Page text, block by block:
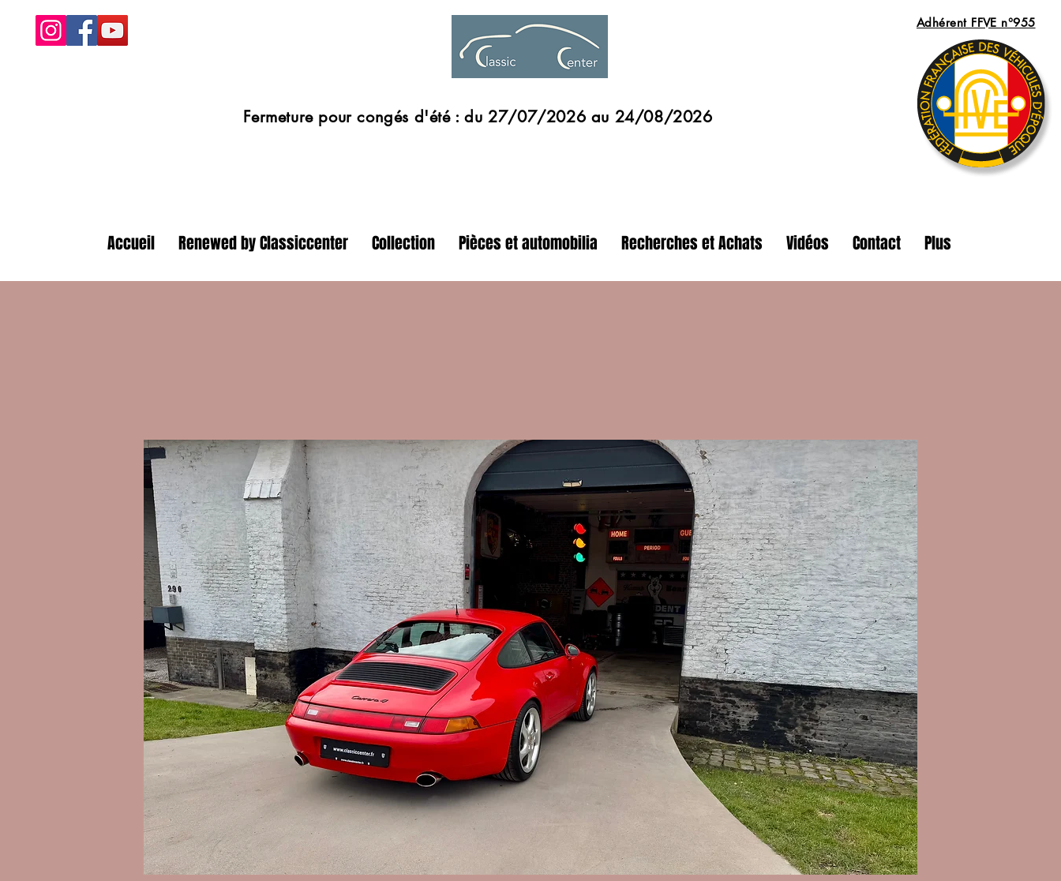
Fermeture pour congés d'été : du 27/07/2026 au 24/08/2026
Adhérent FFVE n°955
Accueil Renewed by Classiccenter Collection Pièces et automobilia Recherches et Achats Vidéos Contact Plus